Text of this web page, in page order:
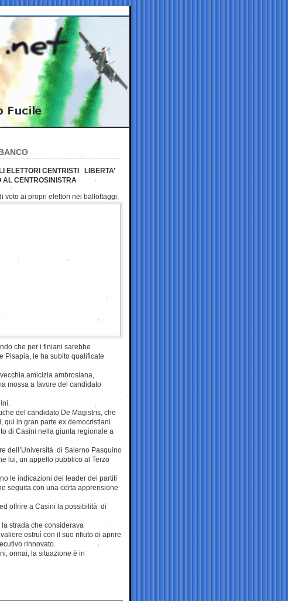
ELETTORI CENTRISTI LIBERTA’
AL CENTROSINISTRA
voto ai propri elettori nei ballottaggi,
che per i finiani sarebbe
Pisapia, le ha subito qualificate
amicizia ambrosiana,
mossa a favore del candidato
del candidato De Magistris, che
qui in gran parte ex democristiani
di Casini nella giunta regionale a
dell’Università di Salerno Pasquino
lui, un appello pubblico al Terzo
le indicazioni dei leader dei partiti
seguita con una certa apprensione
offrire a Casini la possibilità di
strada che considerava
ostruì con il suo rifiuto di aprire
rinnovato.
ormai, la situazione è in